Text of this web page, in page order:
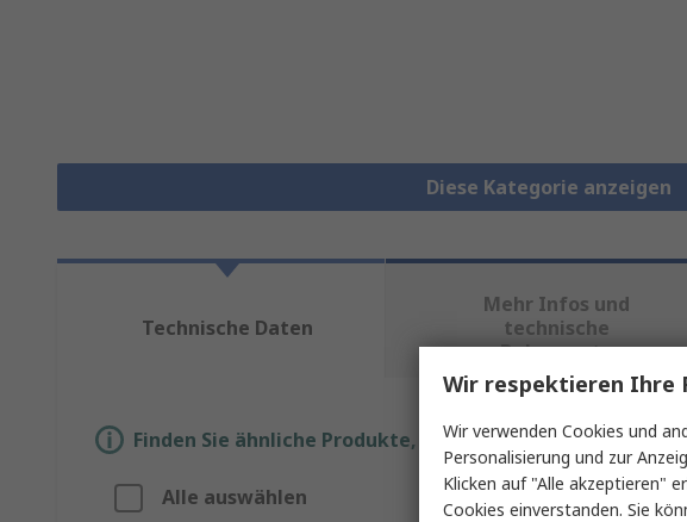
Diese Kategorie anzeigen
Technische Daten
Mehr Infos und
technische
Dokumente
Finden Sie ähnliche Produkte, indem Sie ein oder
Alle auswählen Eigenschaft
Wir respektieren Ihre
Wir verwenden Cookies und
Personalisierung und zur
Klicken auf "Alle akzeptieren"
Cookies einverstanden. Sie